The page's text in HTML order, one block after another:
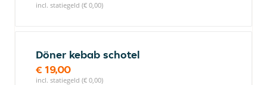
incl. statiegeld (€ 0,00)
Döner kebab schotel
€ 19,00
incl. statiegeld (€ 0,00)